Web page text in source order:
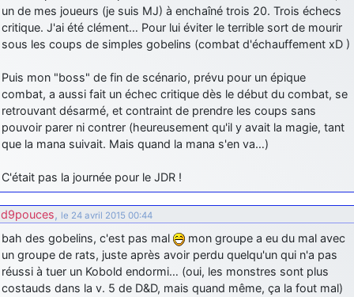
un de mes joueurs (je suis MJ) à enchaîné trois 20. Trois échecs
critique. J'ai été clément… Pour lui éviter le terrible sort de mourir
sous les coups de simples gobelins (combat d'échauffement xD )
Puis mon "boss" de fin de scénario, prévu pour un épique
combat, a aussi fait un échec critique dès le début du combat, se
retrouvant désarmé, et contraint de prendre les coups sans
pouvoir parer ni contrer (heureusement qu'il y avait la magie, tant
que la mana suivait. Mais quand la mana s'en va…)
C'était pas la journée pour le JDR !
d9pouces, le 24 avril 2015 00:44
bah des gobelins, c'est pas mal
mon groupe a eu du mal avec
un groupe de rats, juste après avoir perdu quelqu'un qui n'a pas
réussi à tuer un Kobold endormi… (oui, les monstres sont plus
costauds dans la v. 5 de D&D, mais quand même, ça la fout mal)